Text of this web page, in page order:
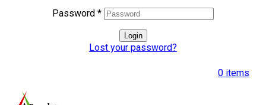
Password *
Login
Lost your password?
0 items